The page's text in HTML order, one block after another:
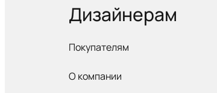
Дизайнерам
Покупателям
О компании